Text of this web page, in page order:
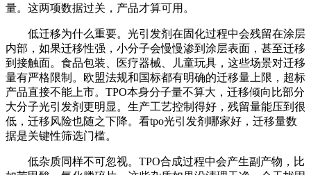
量。这两项数据过关，产品才算可用。
低迁移为什么重要。光引发剂在固化过程中会残留在涂层
内部，如果迁移性强，小分子会慢慢渗到涂层表面，甚至迁移
到接触面。食品包装、医疗器械、儿童玩具，这些场景对迁移
量有严格限制。欧盟法规和国标都有明确的迁移量上限，超标
产品直接不能上市。TPO本身分子量不算大，迁移倾向比部分
大分子光引发剂更明显。生产工艺控制得好，残留量能压到很
低，迁移风险也随之下降。看tpo光引发剂哪家好，迁移量数
据是关键性筛选门槛。
低杂质同样不可忽视。TPO合成过程中会产生副产物，比